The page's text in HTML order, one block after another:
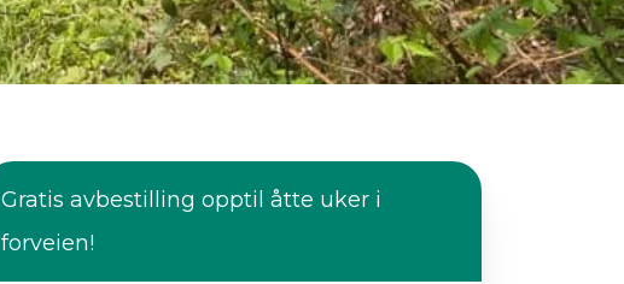
Gratis avbestilling opptil åtte uker i
forveien!